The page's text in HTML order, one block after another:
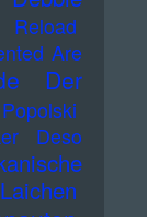
Reload
Are
Der
Deso